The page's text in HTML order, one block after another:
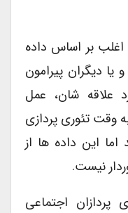
اغلب بر اساس داده
دیگران پیرامون
علاقه شان، عمل
تئوری پردازی
این داده ها از
نیست.
اجتماعی